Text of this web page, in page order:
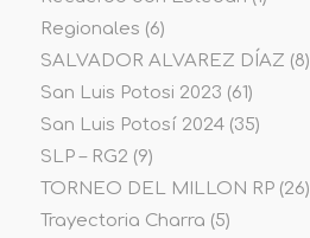
Regionales (6)
SALVADOR ALVAREZ DÍAZ (8)
San Luis Potosi 2023 (61)
San Luis Potosí 2024(35)
SLP – RG2 (9)
TORNEO DEL MILLON RP(26)
Trayectoria Charra (5)